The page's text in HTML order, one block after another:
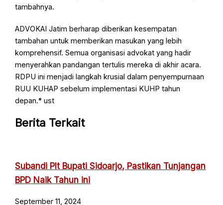
tambahnya.
ADVOKAI Jatim berharap diberikan kesempatan
tambahan untuk memberikan masukan yang lebih
komprehensif. Semua organisasi advokat yang hadir
menyerahkan pandangan tertulis mereka di akhir acara.
RDPU ini menjadi langkah krusial dalam penyempurnaan
RUU KUHAP sebelum implementasi KUHP tahun
depan.* ust
Berita Terkait
Subandi Plt Bupati Sidoarjo, Pastikan Tunjangan
BPD Naik Tahun ini
September 11, 2024